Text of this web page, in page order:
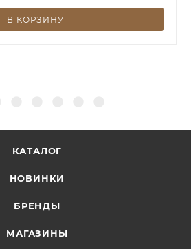
В КОРЗИНУ
КАТАЛОГ
НОВИНКИ
БРЕНДЫ
МАГАЗИНЫ